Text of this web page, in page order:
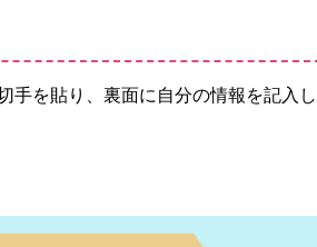
手を貼り、裏面に自分の情報を記入し